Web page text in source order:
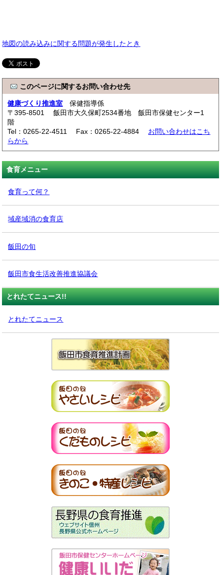
地図の読み込みに関する問題が発生したとき
このページに関するお問い合わせ先
健康づくり推進室 保健指導係
〒395-8501 飯田市大久保町2534番地 飯田市保健センター1
階
Tel：0265-22-4511 Fax：0265-22-4884 お問い合わせはこち
らから
食育メニュー
食育って何？
域産域消の食育店
飯田の旬
飯田市食生活改善推進協議会
とれたてニュース!!
とれたてニュース